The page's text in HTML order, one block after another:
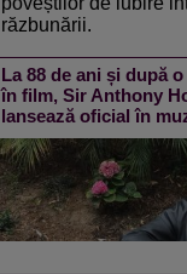
răzbunării.
La 88 de ani și după
în film, Sir Anthony
lansează oficial în